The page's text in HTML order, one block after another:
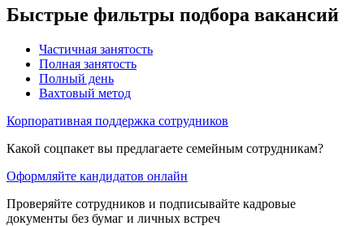
Быстрые фильтры подбора вакансий
Частичная занятость
Полная занятость
Полный день
Вахтовый метод
Корпоративная поддержка сотрудников
Какой соцпакет вы предлагаете семейным сотрудникам?
Оформляйте кандидатов онлайн
Проверяйте сотрудников и подписывайте кадровые
документы без бумаг и личных встреч